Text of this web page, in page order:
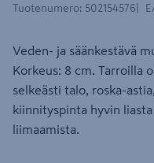
Tuotenumero: 502154576
Veden- ja säänkestävä
Korkeus: 8 cm. Tarroilla
selkeästi talo, roska-
kiinnityspinta hyvin
liimaamista.